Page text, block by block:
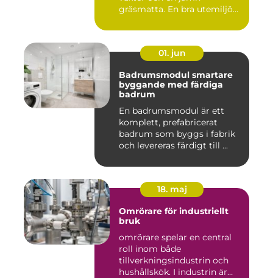
gräsmatta. En bra utemiljö
01. jun
Badrumsmodul smartare
byggande med färdiga
badrum
En badrumsmodul är ett
komplett, prefabricerat
badrum som byggs i fabrik
och levereras färdigt till ...
18. maj
Omrörare för industriellt
bruk
omrörare spelar en central
roll inom både
tillverkningsindustrin och
hushållskök. I industrin är